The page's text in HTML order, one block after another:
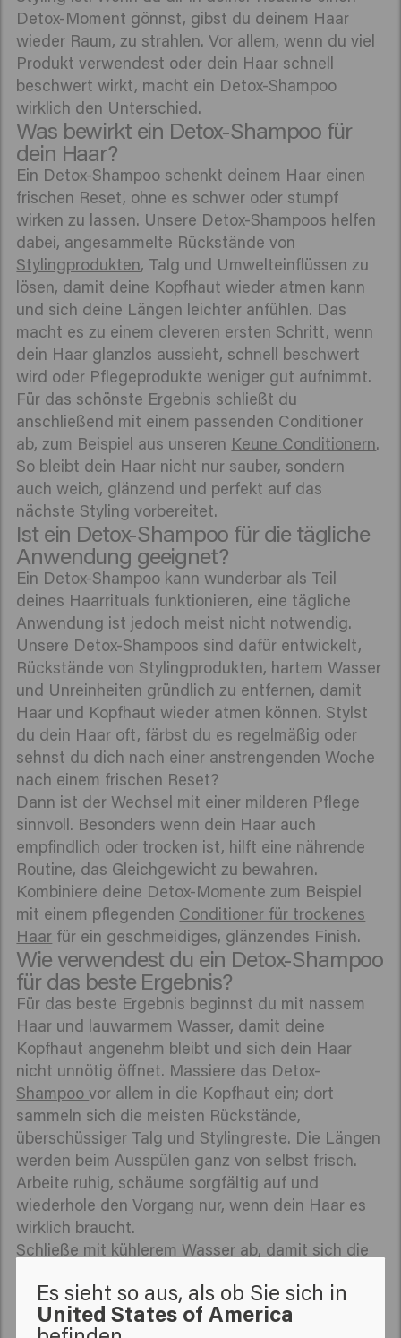
Detox-Moment gönnst, gibst du deinem Haar
wieder Raum, zu strahlen. Vor allem, wenn du viel
Produkt verwendest oder dein Haar schnell
beschwert wirkt, macht ein Detox-Shampoo
wirklich den Unterschied.
Was bewirkt ein Detox-Shampoo für
dein Haar?
Ein Detox-Shampoo schenkt deinem Haar einen
frischen Reset, ohne es schwer oder stumpf
wirken zu lassen. Unsere Detox-Shampoos helfen
dabei, angesammelte Rückstände von
Stylingprodukten, Talg und Umwelteinflüssen zu
lösen, damit deine Kopfhaut wieder atmen kann
und sich deine Längen leichter anfühlen. Das
macht es zu einem cleveren ersten Schritt, wenn
dein Haar glanzlos aussieht, schnell beschwert
wird oder Pflegeprodukte weniger gut aufnimmt.
Für das schönste Ergebnis schließt du
anschließend mit einem passenden Conditioner
ab, zum Beispiel aus unseren Keune Conditionern.
So bleibt dein Haar nicht nur sauber, sondern
auch weich, glänzend und perfekt auf das
nächste Styling vorbereitet.
Ist ein Detox-Shampoo für die tägliche
Anwendung geeignet?
Ein Detox-Shampoo kann wunderbar als Teil
deines Haarrituals funktionieren, eine tägliche
Anwendung ist jedoch meist nicht notwendig.
Unsere Detox-Shampoos sind dafür entwickelt,
Rückstände von Stylingprodukten, hartem Wasser
und Unreinheiten gründlich zu entfernen, damit
Haar und Kopfhaut wieder atmen können. Stylst
du dein Haar oft, färbst du es regelmäßig oder
sehnst du dich nach einer anstrengenden Woche
nach einem frischen Reset?
Dann ist der Wechsel mit einer milderen Pflege
sinnvoll. Besonders wenn dein Haar auch
empfindlich oder trocken ist, hilft eine nährende
Routine, das Gleichgewicht zu bewahren.
Kombiniere deine Detox-Momente zum Beispiel
mit einem pflegenden Conditioner für trockenes
Haar für ein geschmeidiges, glänzendes Finish.
Wie verwendest du ein Detox-Shampoo
für das beste Ergebnis?
Für das beste Ergebnis beginnst du mit nassem
Haar und lauwarmem Wasser, damit deine
Kopfhaut angenehm bleibt und sich dein Haar
nicht unnötig öffnet. Massiere das Detox-
Shampoovor allem in die Kopfhaut ein; dort
sammeln sich die meisten Rückstände,
überschüssiger Talg und Stylingreste. Die Längen
werden beim Ausspülen ganz von selbst frisch.
Arbeite ruhig, schäume sorgfältig auf und
wiederhole den Vorgang nur, wenn dein Haar es
wirklich braucht.
Schließe mit kühlerem Wasser ab, damit sich die
anschließend eine pflegende Schritt, zum Beispiel
einenColor Conditioner, wenn dein Haar extra
Es sieht so aus, als ob Sie sich in
United States of America